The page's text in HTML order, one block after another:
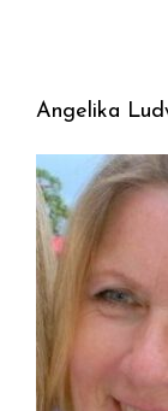
Angelika